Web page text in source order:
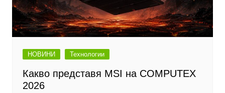
НОВИНИ Технологии
Какво представя MSI на COMPUTEX
2026